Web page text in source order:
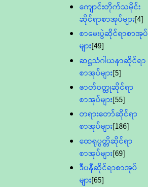
ကျောင်းတိုက်သမိုင်း
ဆိုင်ရာစာအုပ်များ[4]
စာမေးပွဲဆိုင်ရာစာအုပ်
များ[49]
ဆဋ္ဌသံဂါယနာဆိုင်ရာ
စာအုပ်များ[5]
ဇာတ်၀တ္ထုဆိုင်ရာ
စာအုပ်များ[55]
တရားတော်ဆိုင်ရာ
စာအုပ်များ[186]
ထေရုပ္ပတ္တိဆိုင်ရာ
စာအုပ်များ[69]
ဒီပနီဆိုင်ရာစာအုပ်
များ[65]